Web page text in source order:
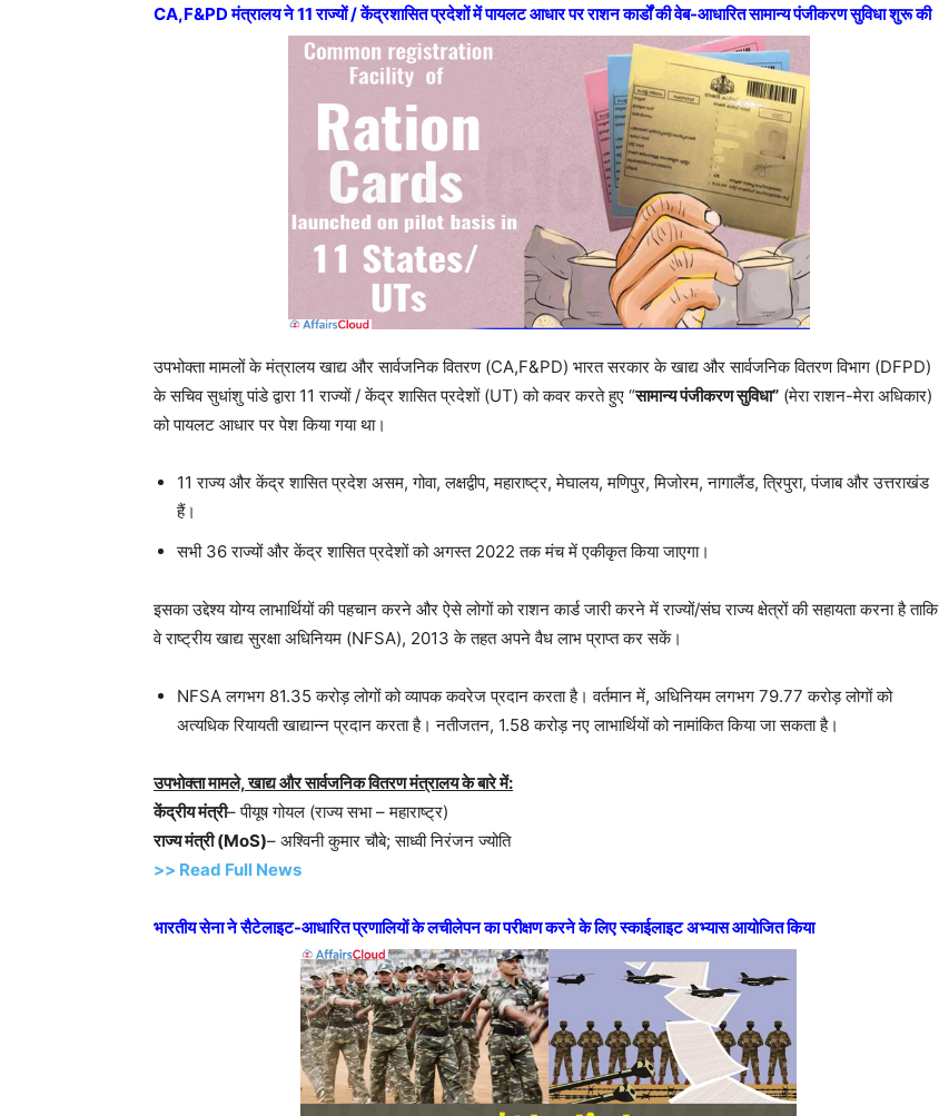
CA,F&PD मंत्रालय ने 11 राज्यों / केंद्रशासित प्रदेशों में पायलट आधार पर राशन कार्डों की वेब-आधारित सामान्य पंजीकरण सुविधा शुरू की
उपभोक्ता मामलों के मंत्रालय खाद्य और सार्वजनिक वितरण (CA,F&PD) भारत सरकार के खाद्य और सार्वजनिक वितरण विभाग (DFPD)
के सचिव सुधांशु पांडे द्वारा 11 राज्यों / केंद्र शासित प्रदेशों (UT) को कवर करते हुए “सामान्य पंजीकरण सुविधा” (मेरा राशन-मेरा अधिकार)
को पायलट आधार पर पेश किया गया था।
11 राज्य और केंद्र शासित प्रदेश असम, गोवा, लक्षद्वीप, महाराष्ट्र, मेघालय, मणिपुर, मिजोरम, नागालैंड, त्रिपुरा, पंजाब और उत्तराखंड
हैं।
सभी 36 राज्यों और केंद्र शासित प्रदेशों को अगस्त 2022 तक मंच में एकीकृत किया जाएगा।
इसका उद्देश्य योग्य लाभार्थियों की पहचान करने और ऐसे लोगों को राशन कार्ड जारी करने में राज्यों/संघ राज्य क्षेत्रों की सहायता करना है ताकि
वे राष्ट्रीय खाद्य सुरक्षा अधिनियम (NFSA), 2013 के तहत अपने वैध लाभ प्राप्त कर सकें।
NFSA लगभग 81.35 करोड़ लोगों को व्यापक कवरेज प्रदान करता है। वर्तमान में, अधिनियम लगभग 79.77 करोड़ लोगों को
अत्यधिक रियायती खाद्यान्न प्रदान करता है। नतीजतन, 1.58 करोड़ नए लाभार्थियों को नामांकित किया जा सकता है।
उपभोक्ता मामले, खाद्य और सार्वजनिक वितरण मंत्रालय के बारे में:
केंद्रीय मंत्री– पीयूष गोयल (राज्य सभा – महाराष्ट्र)
राज्य मंत्री (MoS)– अश्विनी कुमार चौबे; साध्वी निरंजन ज्योति
>> Read Full News
भारतीय सेना ने सैटेलाइट-आधारित प्रणालियों के लचीलेपन का परीक्षण करने के लिए स्काईलाइट अभ्यास आयोजित किया